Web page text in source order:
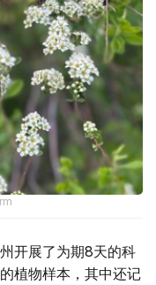
开展了为期8天的科
植物样本，其中还记